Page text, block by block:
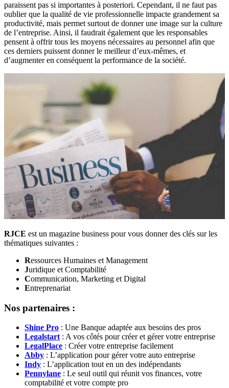
paraissent pas si importantes à posteriori. Cependant, il ne faut pas
oublier que la qualité de vie professionnelle impacte grandement sa
productivité, mais permet surtout de donner une image sur la culture
de l’entreprise. Ainsi, il faudrait également que les responsables
pensent à offrir tous les moyens nécessaires au personnel afin que
ces derniers puissent donner le meilleur d’eux-mêmes, et
d’augmenter en conséquent la performance de la société.
RJCE est un magazine business pour vous donner des clés sur les
thématiques suivantes :
Ressources Humaines et Management
Juridique et Comptabilité
Communication, Marketing et Digital
Entreprenariat
Nos partenaires :
Shine Pro : Une Banque adaptée aux besoins des pros
Legalstart: A vos côtés pour créer et gérer votre entreprise
LegalPlace : Créer votre entreprise facilement
Abby : L’application pour gérer votre auto entreprise
Indy : L’application tout en un des indépendants
Pennylane : Le seul outil qui réunit vos finances, votre
comptabilité et votre compte pro